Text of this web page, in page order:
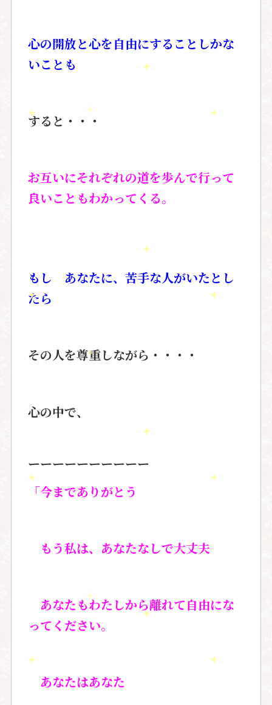
心の開放と心を自由にすることしかな
いことも
すると・・・
お互いにそれぞれの道を歩んで行って
良いこともわかってくる。
もし あなたに、苦手な人がいたとし
たら
その人を尊重しながら・・・・
心の中で、
ーーーーーーーーーー
「今までありがとう
もう私は、あなたなしで大丈夫
あなたもわたしから離れて自由にな
ってください。
あなたはあなた